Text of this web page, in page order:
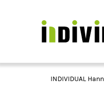
INDIVIDUAL